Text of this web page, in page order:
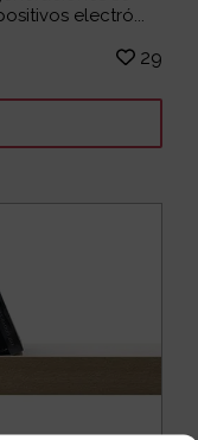
electró...
29